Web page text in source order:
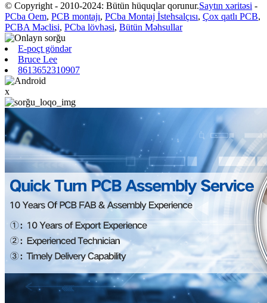
© Copyright - 2010-2024: Bütün hüquqlar qorunur.Saytın xəritəsi -
PCba Oem, PCB montajı, PCba Montaj İstehsalçısı, Çox qatlı PCB,
PCBA Məclisi, PCba lövhəsi, Bütün Məhsullar
E-poçt göndər
Bruce Lee
8613652310907
x